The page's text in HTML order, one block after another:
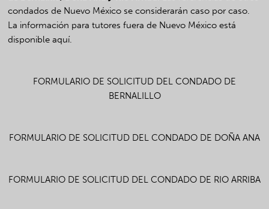
condados de Nuevo México se considerarán caso por caso.
La información para tutores fuera de Nuevo México está
disponibleaquí.
FORMULARIO DE SOLICITUD DEL CONDADO DE
BERNALILLO
FORMULARIO DE SOLICITUD DEL CONDADO DE DOÑA ANA
FORMULARIO DE SOLICITUD DEL CONDADO DE RIO ARRIBA